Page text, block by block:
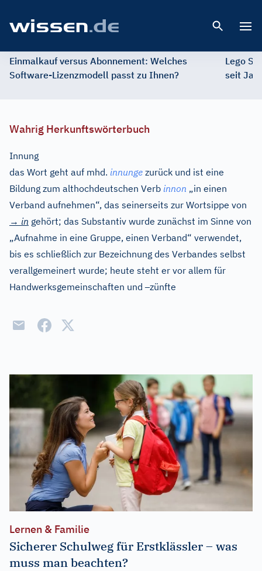
Einmalkauf versus Abonnement: Welches
Software-Lizenzmodell passt zu Ihnen?
Lego
seit
Wahrig Herkunftswörterbuch
Innung
das Wort geht auf mhd. innunge zurück und ist eine
Bildung zum althochdeutschen Verb innon „in einen
Verband aufnehmen“, das seinerseits zur Wortsippe von
→ in gehört; das Substantiv wurde zunächst im Sinne von
„Aufnahme in eine Gruppe, einen Verband“ verwendet,
bis es schließlich zur Bezeichnung des Verbandes selbst
verallgemeinert wurde; heute steht er vor allem für
Handwerksgemeinschaften und–zünfte
Lernen & Familie
Sicherer Schulweg für Erstklässler – was
muss man beachten?